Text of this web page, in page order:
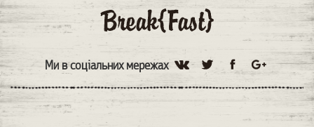
Ми в соціальних мережах